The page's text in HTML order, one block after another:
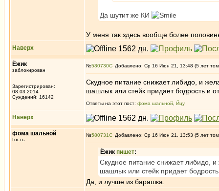
Да шутит же КИ
У меня так здесь вообще более
Наверх
Ёжик
заблокирован
Зарегистрирован:
08.03.2014
Суждений: 16142
№580730 Добавлено: Ср 16 Июн 21, 13:48 (5 лет
Скудное питание снижает либидо, и
шашлык или стейк придает бодрость и
Ответы на этот пост: фома шальной Йцу
Наверх
фома шальной
Гость
№580731 Добавлено: Ср 16 Июн 21, 13:53 (5 лет
Ёжик пишет:
Скудное питание снижает либидо,
шашлык или стейк придает бодрость
Да, и лучше из барашка.